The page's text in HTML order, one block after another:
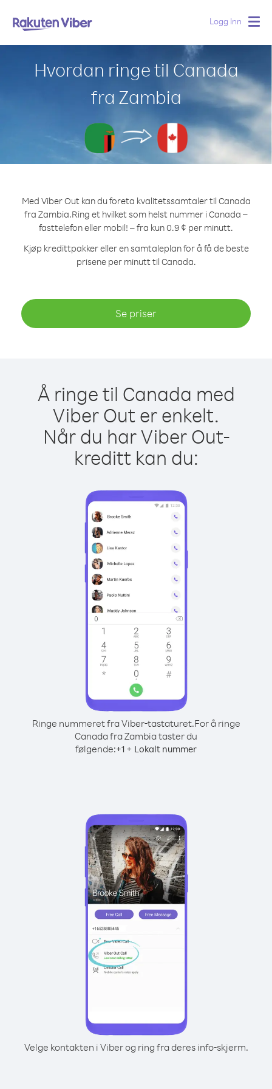
Logg Inn
Hvordan ringe til Canada
fra Zambia
Med Viber Out kan du foreta kvalitetssamtaler til Canada
fra Zambia.Ring et hvilket som helst nummer i Canada –
fasttelefon eller mobil! – fra kun 0.9 ¢ per minutt.
Kjøp kredittpakker eller en samtaleplan for å få de beste
prisene per minutt til Canada.
Se priser
Å ringe til Canada med
Viber Out er enkelt.
Når du har Viber Out-
kreditt kan du:
Ringe nummeret fra Viber-tastaturet.For å ringe
Canada fra Zambia taster du
følgende:+1 + Lokalt nummer
Velge kontakten i Viber og ring fra deres info-skjerm.